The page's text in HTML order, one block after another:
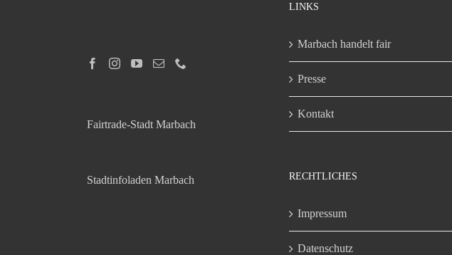
Fairtrade-Stadt Marbach
Stadtinfoladen Marbach
LINKS
Marbach handelt fair
Presse
Kontakt
RECHTLICHES
Impressum
Datenschutz